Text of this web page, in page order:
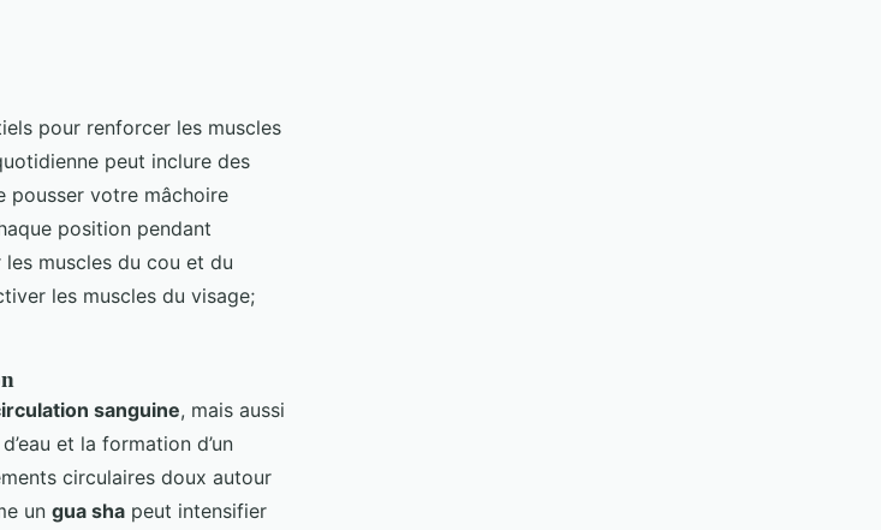
pour renforcer les muscles
peut inclure des
pousser votre mâchoire
position pendant
muscles du cou et du
les muscles du visage;
sanguine, mais aussi
et la formation d’un
circulaires doux autour
un gua sha peut intensifier